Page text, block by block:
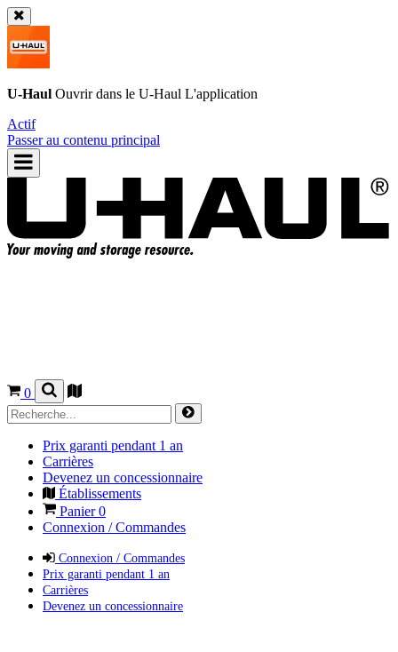
U-Haul Ouvrir dans le U-Haul L'application
Actif
Passer au contenu principal
0
Prix garanti pendant 1 an
Carrières
Devenez un concessionnaire
Établissements
Panier0
Connexion / Commandes
Connexion / Commandes
Prix garanti pendant 1 an
Carrières
Devenez un concessionnaire